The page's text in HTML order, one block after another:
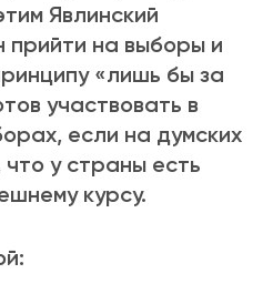
Явлинский
прийти на выборы и
«лишь бы за
участвовать в
если на думских
у страны есть
курсу.